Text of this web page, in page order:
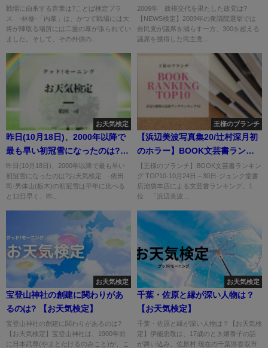
戦場に由来する言葉は?ことば検定プラ
ス -林修-「内幕」は、かつて戦場には大
将が陣取る場所には二重の幕が張られてい
ました。そして、その外側の...
2009年 政権交代を果たした政党は?
【NEWS検定】2009年の衆議院選挙では
自民党が議席を減らす一方、300を超える
議席を獲得した民主党...
お天気検定
昨日(10月18日)、2000年以降で
最も早い初冠雪になったのは?
【お天気検定】
昨日(10月18日)、2000年以降で最も早い
初冠雪になったのは?お天気検定 -依田
司-男体山(栃木)の初冠雪は平年に比べる
と12日早く、昨...
王様のブランチ
【浜辺美波写真集20/辻村深月初
のホラー】BOOK文芸書ランキ
ング
【王様のブランチ】BOOK文芸書ランキン
グ TOP10-10月24日～30日-ジュンク堂書
店池袋本店による文芸書ランキング。1
位 「浜辺美波...
お天気検定
宝登山神社の創建に関わりがあ
るのは? 【お天気検定】
宝登山神社の創建に関わりがあるのは?
【お天気検定】宝登山神社は、1900年前
に日本武尊(やまとたけるのみこと)が、こ
お天気検定
千葉・佐原と縁が深い人物は？
【お天気検定】
千葉・佐原と縁が深い人物は？【お天気検
定】伊能忠敬は、17歳のとき婿養子の話
が舞い込み、佐原村 現在の千葉県香取市